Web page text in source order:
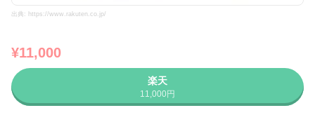
出典: https://www.rakuten.co.jp/
¥11,000
楽天
11,000円